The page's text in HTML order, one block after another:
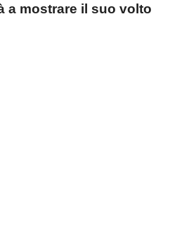
a mostrare il suo volto